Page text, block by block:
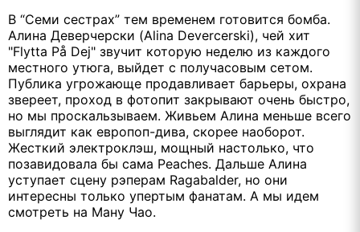
В “Семи сестрах” тем временем готовится бомба.
Алина Деверчерски (Alina Devercerski), чей хит
"Flytta På Dej" звучит которую неделю из каждого
местного утюга, выйдет с получасовым сетом.
Публика угрожающе продавливает барьеры, охрана
звереет, проход в фотопит закрывают очень быстро,
но мы проскальзываем. Живьем Алина меньше всего
выглядит как европоп-дива, скорее наоборот.
Жесткий электроклэш, мощный настолько, что
позавидовала бы сама Peaches. Дальше Алина
уступает сцену рэперам Ragabalder, но они
интересны только упертым фанатам. А мы идем
смотреть на Ману Чао.